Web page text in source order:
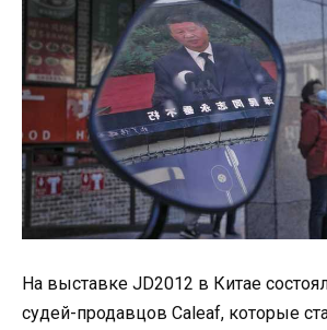
На выставке JD2012 в Китае
судей-продавцов Caleaf, которые